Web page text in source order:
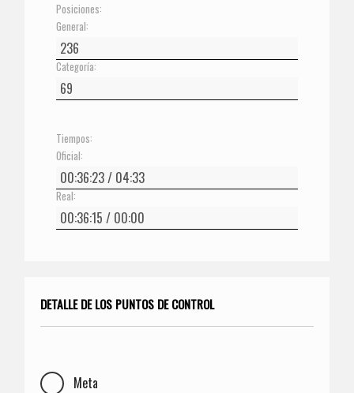
Posiciones:
General:
Categoría:
Tiempos:
Oficial:
Real:
DETALLE DE LOS PUNTOS DE CONTROL
Meta